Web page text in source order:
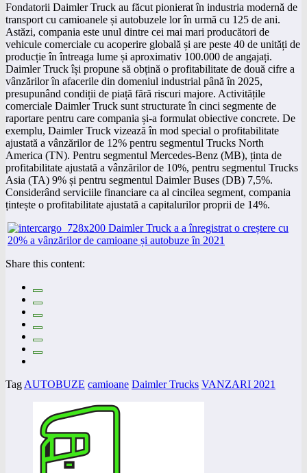
Fondatorii Daimler Truck au făcut pionierat în industria modernă de
transport cu camioanele și autobuzele lor în urmă cu 125 de ani.
Astăzi, compania este unul dintre cei mai mari producători de
vehicule comerciale cu acoperire globală și are peste 40 de unități de
producție în întreaga lume și aproximativ 100.000 de angajați.
Daimler Truck își propune să obțină o profitabilitate de două cifre a
vânzărilor în afacerile din domeniul industrial până în 2025,
presupunând condiții de piață fără riscuri majore. Activitățile
comerciale Daimler Truck sunt structurate în cinci segmente de
raportare pentru care compania și-a formulat obiective concrete. De
exemplu, Daimler Truck vizează în mod special o profitabilitate
ajustată a vânzărilor de 12% pentru segmentul Trucks North
America (TN). Pentru segmentul Mercedes-Benz (MB), ținta de
profitabilitate ajustată a vânzărilor de 10%, pentru segmentul Trucks
Asia (TA) 9% și pentru segmentul Daimler Buses (DB) 7,5%.
Considerând serviciile financiare ca al cincilea segment, compania
țintește o profitabilitate ajustată a capitalurilor proprii de 14%.
Share this content:
Tag AUTOBUZE camioane Daimler Trucks VANZARI 2021